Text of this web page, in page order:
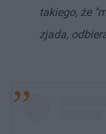
takiego, że
zjada,